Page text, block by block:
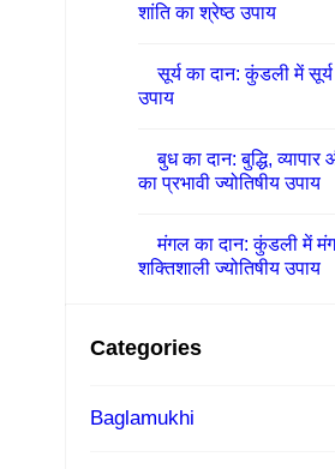
शांति का श्रेष्ठ उपाय
सूर्य का दान: कुंडली में सूर्य
उपाय
बुध का दान: बुद्धि,
का प्रभावी ज्योतिषीय उपाय
मंगल का दान: कुंडली में
शक्तिशाली ज्योतिषीय उपाय
Categories
Baglamukhi